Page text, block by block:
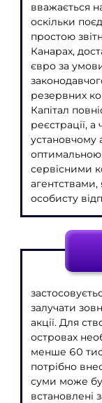
вважається
оскільки
простою
Канарах,
євро за
резервних
Капітал
реєстрації,
установчому
оптимальною
сервісними
особисту
залучати
акції. Для
островах
менше 60
потрібно
суми може
встановлені